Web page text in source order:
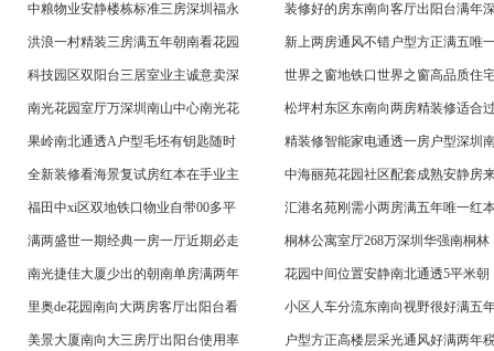
中粮物业安静楼栋标准三房深圳福永 装修好的房东南向客厅出阳台满年
洪浪一村精装三房满五年朝南看花园 新上两房通风不错户型方正满五唯
科技园区双阳台三居室业主诚意卖深 世界之窗地铁口世界之窗高品质住
南光花园室厅万深圳南山中心南光花 松坪村东区东南向两房精装修适合
果岭南北通透A户型毛坯有钥匙随时 精装修智能家电通透一房户型深圳
全新装修看海景复试房红本在手业主 中海丽苑花园社区配套成熟安静房
福田中xi区双地铁口物业自带00多平 汇港名苑刚需小两房满五年唯一红
满两盛世一期经典一房一厅近期必走 桐林公寓室厅268万深圳华强南桐林
南光捷佳大厦少出的朝南单房满两年 花园中间位置安静南北通透5平米朝
里奥de花园南向大两房客厅出阳台看 小区人车分流东南向视野很好满五
美景大厦南向大三房厅出阳台使用率 户型方正高楼层采光通风好满两年